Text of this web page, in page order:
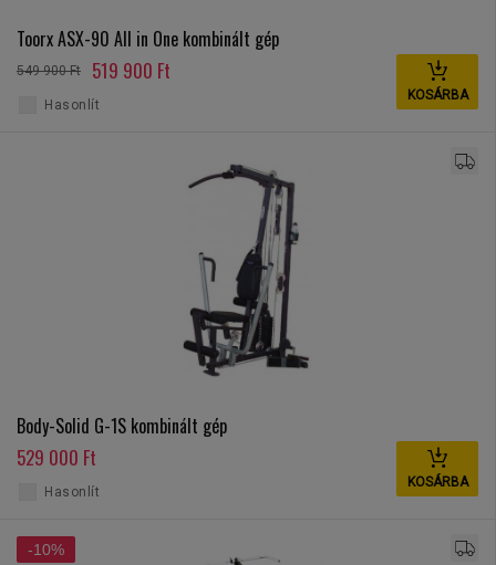
Toorx ASX-90 All in One kombinált gép
549 900 Ft 519 900 Ft
KOSÁRBA
Hasonlít
Body-Solid G-1S kombinált gép
529 000 Ft
KOSÁRBA
Hasonlít
-10%